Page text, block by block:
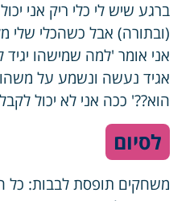
ברגע שיש לי כלי ריק אני
(ובתורה) אבל כשהכלי שלי
אני אומר 'למה שמישהו
אגיד נעשה ונשמע על
הוא??' ככה אני לא יכול
לסיום